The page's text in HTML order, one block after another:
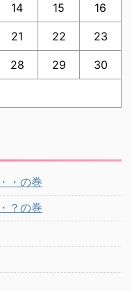
14 15 16
21 22 23
28 29 30
・の巻
？の巻